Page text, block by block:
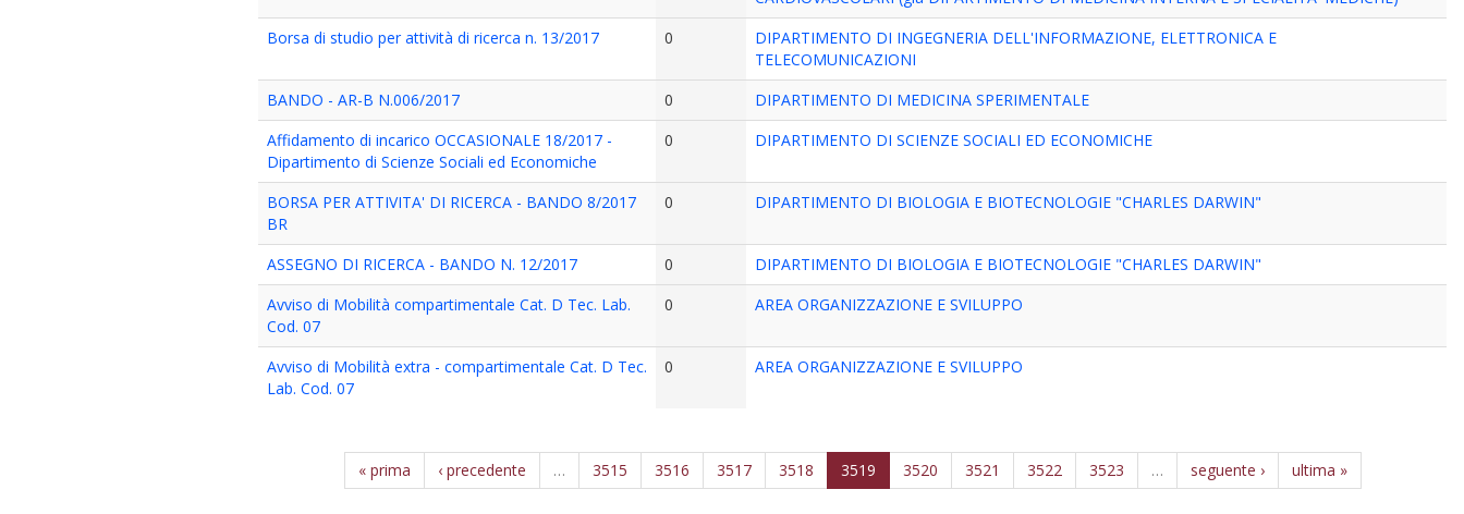
Borsa di studio per attività di ricerca n. 13/2017
0
DIPARTIMENTO DI INGEGNERIA DELL'INFORMAZIONE, ELETTRONICA E
TELECOMUNICAZIONI
BANDO - AR-B N.006/2017
0
DIPARTIMENTO DI MEDICINA SPERIMENTALE
Affidamento di incarico OCCASIONALE 18/2017 -
Dipartimento di Scienze Sociali ed Economiche
0 DIPARTIMENTO DI SCIENZE SOCIALI ED ECONOMICHE
BORSA PER ATTIVITA' DI RICERCA - BANDO 8/2017
BR
0 DIPARTIMENTO DI BIOLOGIA E BIOTECNOLOGIE "CHARLES DARWIN"
ASSEGNO DI RICERCA - BANDO N. 12/2017 0
DIPARTIMENTO DI BIOLOGIA E BIOTECNOLOGIE "CHARLES DARWIN"
Avviso di Mobilità compartimentale Cat. D Tec. Lab.
Cod. 07
0 AREA ORGANIZZAZIONE E SVILUPPO
Avviso di Mobilità extra - compartimentale Cat. D Tec.
Lab. Cod. 07
0 AREA ORGANIZZAZIONE E SVILUPPO
« prima ‹ precedente … 3515 3516 3517 3518 3519 3520 3521 3522 3523 … seguente › ultima »